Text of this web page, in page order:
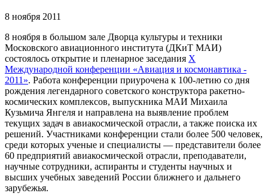
8 ноября 2011
8 ноября в большом зале Дворца культуры и техники
Московского авиационного института (ДКиТ МАИ)
состоялось открытие и пленарное заседания Х
Международной конференции «Авиация и космонавтика -
2011». Работа конференции приурочена к 100-летию со дня
рождения легендарного советского конструктора ракетно-
космических комплексов, выпускника МАИ Михаила
Кузьмича Янгеля и направлена на выявление проблем
текущих задач в авиакосмической отрасли, а также поиска их
решений. Участниками конференции стали более 500 человек,
среди которых ученые и специалисты — представители более
60 предприятий авиакосмической отрасли, преподаватели,
научные сотрудники, аспиранты и студенты научных и
высших учебных заведений России ближнего и дальнего
зарубежья.